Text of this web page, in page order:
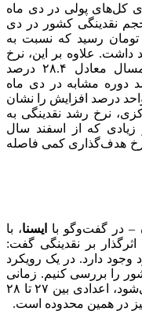
کل‌های پولی در دی ماه
حجم نقدینگی کشور در دی
هزار میلیارد تومان رسید که نسبت به
۲۳.۴ درصد رشد داشت. علاوه بر این، نرخ
رشد ۱۲ ماهه نقدینگی در دی ماه امسال معادل ۲۸.۴ درصد
دوره مشابه در دی ماه
سه واحد درصد افزایش را نشان
نرخ رشد نقدینگی به
زیادی که از اسفند سال
نرخ هدف‌گذاری کمی فاصله
– در گفت‌وگو با ایسنا، با
بر نقدینگی گفت:
وجود دارد. در یک رویکرد
را بررسی کنیم. زمانی
که آمارهای چهار دهه گذشته بررسی می‌شود، اعدادی بین ۲۷ تا ۲۸
در همین محدوده است.